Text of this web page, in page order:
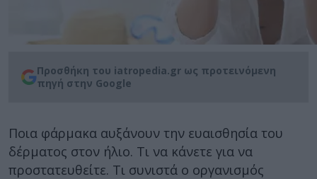
Προσθήκη του iatropedia.gr ως προτεινόμενη
πηγή στην Google
Ποια φάρμακα αυξάνουν την ευαισθησία του
δέρματος στον ήλιο. Τι να κάνετε για να
προστατευθείτε. Τι συνιστά ο οργανισμός